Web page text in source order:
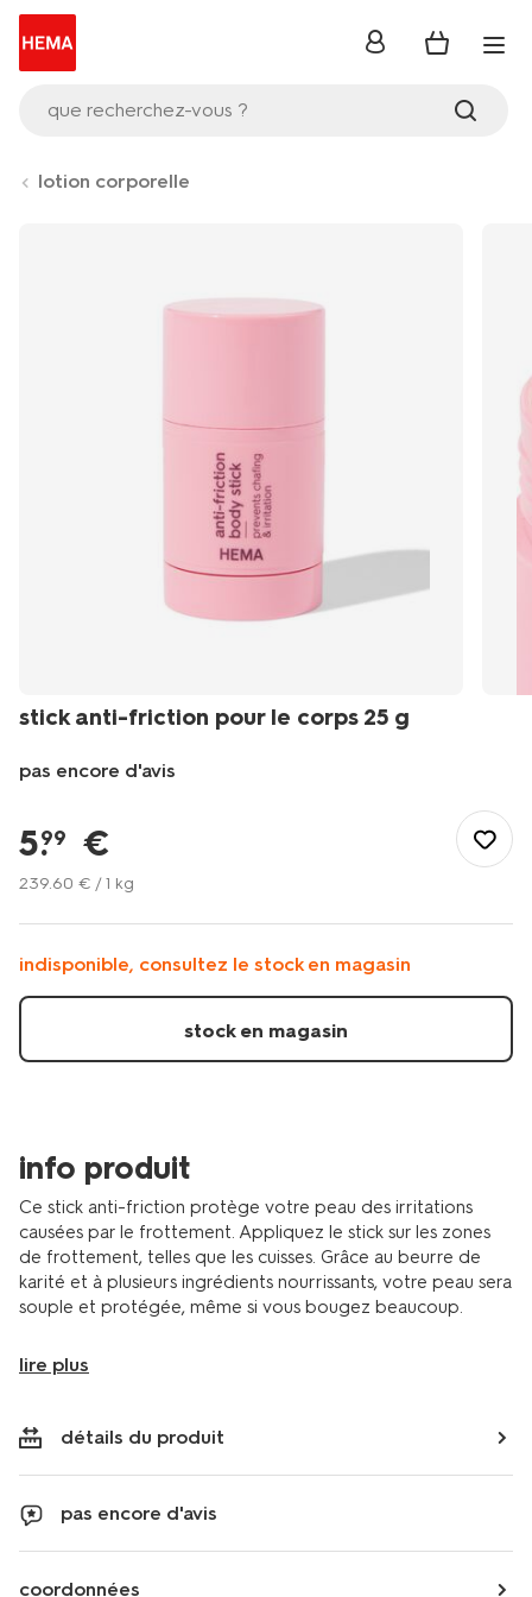
que recherchez-vous ?
se
lotion corporelle
stick anti-friction pour le corps 25 g
pas encore d'avis
fr/soins-
beaute/soins-
bien-
du-
corporelle/stick-
anti-
pour-
g-
11290064.html
5.
99 €
239.60 € / 1 kg
indisponible, consultez le stock en magasin
stock en magasin
info produit
Ce stick anti-friction protège votre peau des irritations
causées par le frottement. Appliquez le stick sur les zones
de frottement, telles que les cuisses. Grâce au beurre de
karité et à plusieurs ingrédients nourrissants, votre peau sera
souple et protégée, même si vous bougez beaucoup.
lire plus
détails du produit
pas encore d'avis
coordonnées